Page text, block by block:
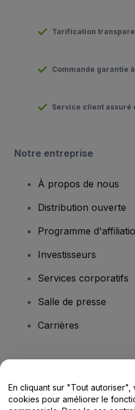
Tarification
Commande garantie
Service client assuré
Notre entreprise
À propos de nous
Distribution ouverte
Programme
Investisseurs
Services corporatifs
Salle de presse
Carrières
Centre d'assistance
En cliquant sur "Tout
cookies pour améliorer le